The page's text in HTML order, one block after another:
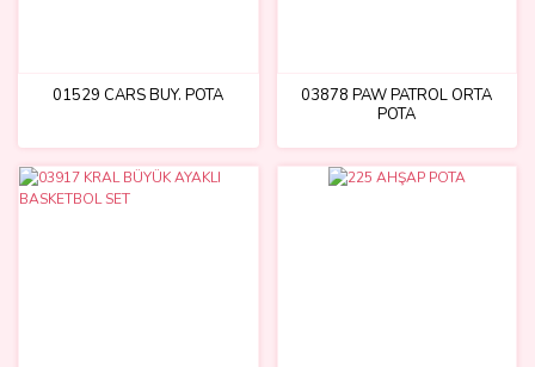
01529 CARS BÜY. POTA
03878 PAW PATROL ORTA
POTA